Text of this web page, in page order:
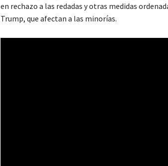
en rechazo a las redadas y otras medidas
Trump, que afectan a las minorías.